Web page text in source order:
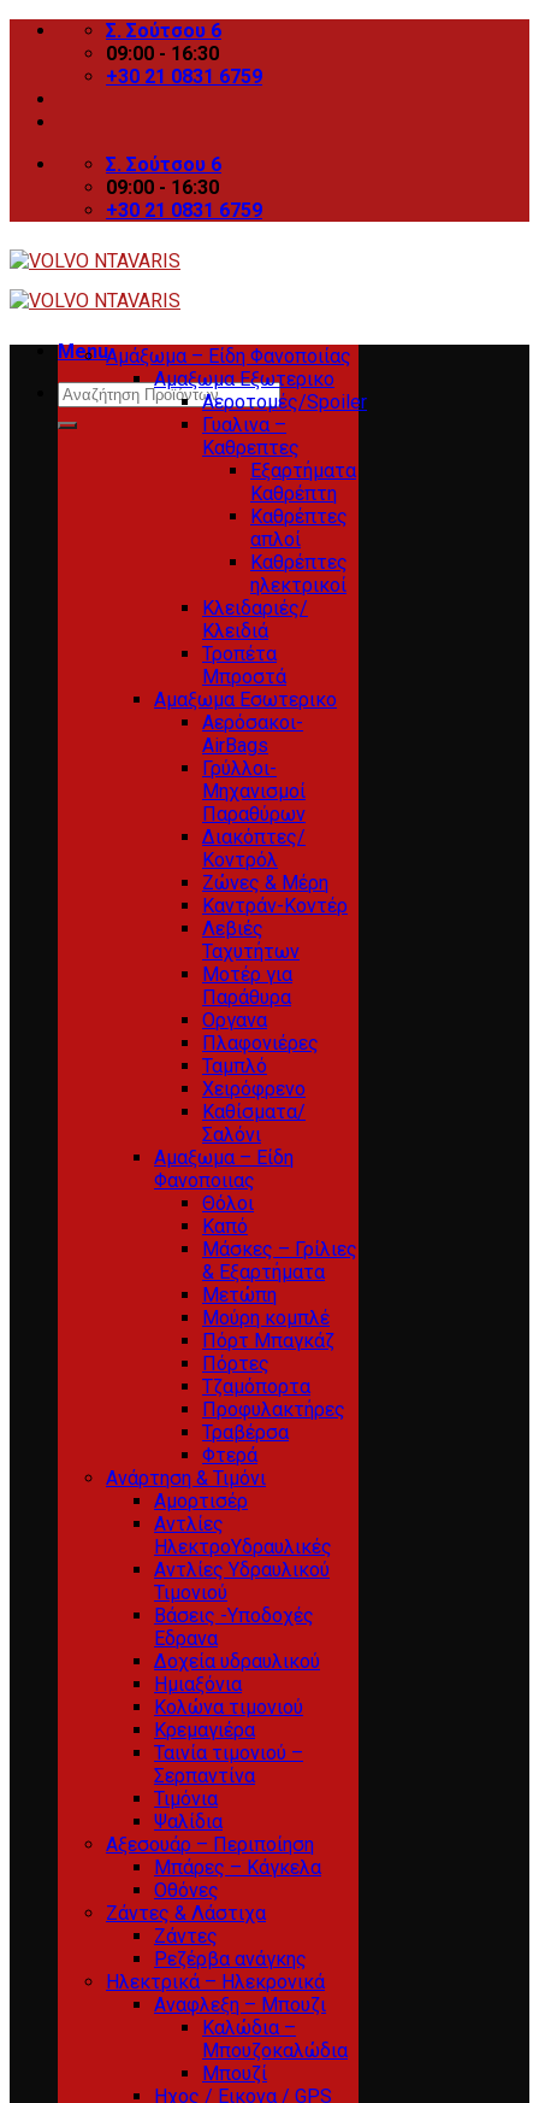
Skip
Σ. Σούτσου 6
09:00 - 16:30
+30 21 0831 6759
Σ. Σούτσου 6
09:00 - 16:30
+30 21 0831 6759
Menu
Search
for:
Αμάξωμα – Είδη Φανοποιίας
Αμαξωμα Εξωτερικο
Αεροτομές/Spoiler
Γυαλινα –
Καθρεπτες
Εξαρτήματα
Καθρέπτη
Καθρέπτες
απλοί
Καθρέπτες
ηλεκτρικοί
Κλειδαριές/
Κλειδιά
Τροπέτα
Μπροστά
Αμαξωμα Εσωτερικο
Αερόσακοι-
AirBags
Γρύλλοι-
Μηχανισμοί
Παραθύρων
Διακόπτες/
Κοντρόλ
Ζώνες & Μέρη
Καντράν-Κοντέρ
Λεβιές
Ταχυτήτων
Μοτέρ για
Παράθυρα
Οργανα
Πλαφονιέρες
Ταμπλό
Χειρόφρενο
Καθίσματα/
Σαλόνι
Αμαξωμα – Είδη
Φανοποιιας
Θόλοι
Καπό
Μάσκες – Γρίλιες
& Εξαρτήματα
Μετώπη
Μούρη κομπλέ
Πόρτ Μπαγκάζ
Πόρτες
Τζαμόπορτα
Προφυλακτήρες
Τραβέρσα
Φτερά
Ανάρτηση & Τιμόνι
Αμορτισέρ
Αντλίες
ΗλεκτροΥδραυλικές
Αντλίες Υδραυλικού
Τιμονιού
Βάσεις -Υποδοχές
Εδρανα
Δοχεία υδραυλικού
Ημιαξόνια
Κολώνα τιμονιού
Κρεμαγιέρα
Ταινία τιμονιού –
Σερπαντίνα
Τιμόνια
Ψαλίδια
Αξεσουάρ – Περιποίηση
Μπάρες – Κάγκελα
Οθόνες
Ζάντες & Λάστιχα
Ζάντες
Ρεζέρβα ανάγκης
Ηλεκτρικά – Ηλεκρονικά
Αναφλεξη – Μπουζι
Καλώδια –
Μπουζοκαλώδια
Μπουζί
Ηχος / Εικονα / GPS